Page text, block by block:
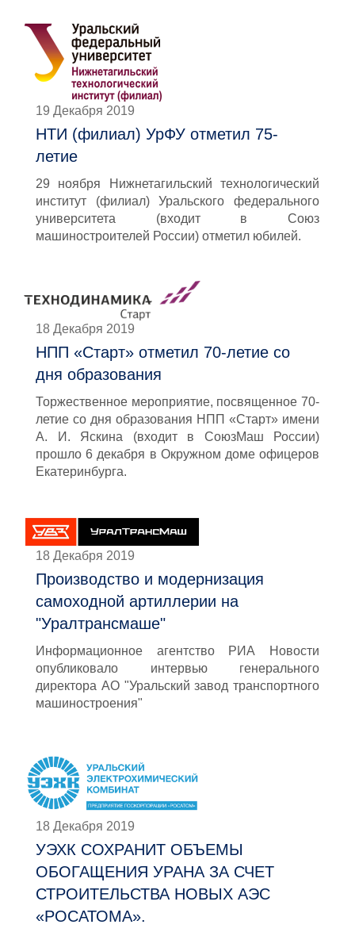
19 Декабря 2019
НТИ (филиал) УрФУ отметил 75-
летие
29 ноября Нижнетагильский технологический
институт (филиал) Уральского федерального
университета (входит в Союз
машиностроителей России) отметил юбилей.
18 Декабря 2019
НПП «Старт» отметил 70-летие со
дня образования
Торжественное мероприятие, посвященное 70-
летие со дня образования НПП «Старт» имени
А. И. Яскина (входит в СоюзМаш России)
прошло 6 декабря в Окружном доме офицеров
Екатеринбурга.
18 Декабря 2019
Производство и модернизация
самоходной артиллерии на
"Уралтрансмаше"
Информационное агентство РИА Новости
опубликовало интервью генерального
директора АО "Уральский завод транспортного
машиностроения"
18 Декабря 2019
УЭХК СОХРАНИТ ОБЪЕМЫ
ОБОГАЩЕНИЯ УРАНА ЗА СЧЕТ
СТРОИТЕЛЬСТВА НОВЫХ АЭС
«РОСАТОМА».